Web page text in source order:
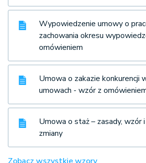
Wypowiedzenie umowy o
zachowania okresu
omówieniem
Umowa o zakazie konkurencji
umowach - wzór z
Umowa o staż – zasady, wzór
zmiany